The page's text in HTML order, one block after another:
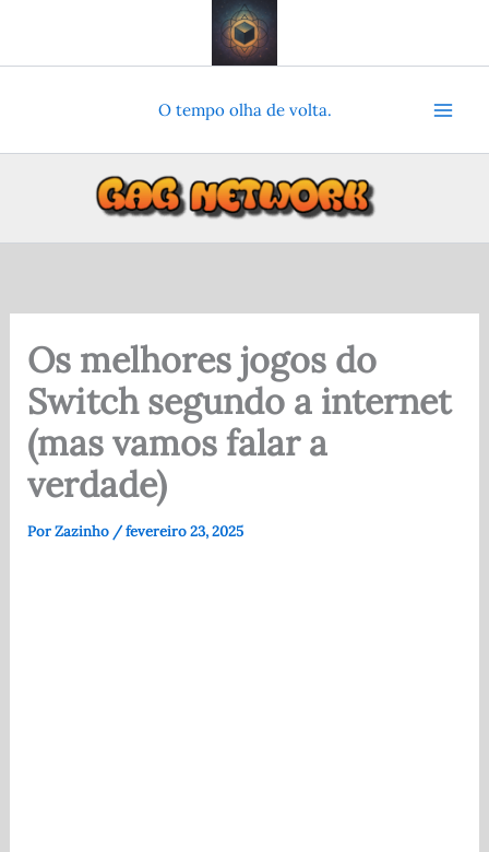
o
O tempo olha de volta.
Os melhores jogos do
Switch segundo a internet
(mas vamos falar a
verdade)
PorZazinho /fevereiro 23, 2025